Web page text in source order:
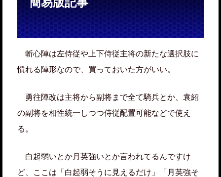
斬心陣は左侍従や上下侍従主将の新たな選択肢に
慣れる陣形なので、買っておいた方がいい。
勇往陣改は主将から副将まで全て騎兵とか、袁紹
の副将を相性統一しつつ侍従配置可能などで使え
る。
白起弱いとか月英強いとか言われてるんですけ
ど、ここは「白起弱そうに見えるだけ」「月英強そ